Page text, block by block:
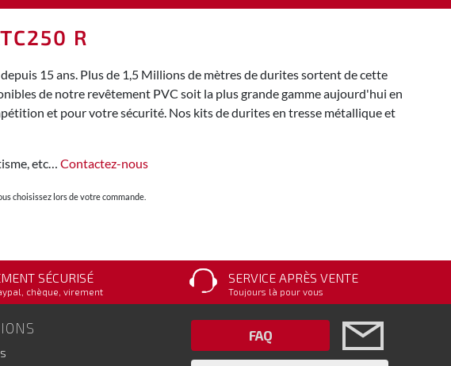
R
15 ans. Plus de 1,5 Millions de mètres de durites sortent de cette
de notre revêtement PVC soit la plus grande gamme aujourd'hui en
et pour votre sécurité. Nos kits de durites en tresse métallique et
etc… Contactez-nous
choisissez lors de votre commande.
SÉCURISÉ
chèque, virement
SERVICE APRÈS VENTE
Toujours là pour vous
FAQ